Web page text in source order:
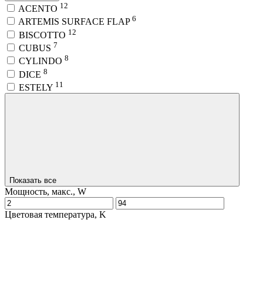
ACENTO 12
ARTEMIS SURFACE FLAP 6
BISCOTTO 12
CUBUS 7
CYLINDO 8
DICE 8
ESTELY 11
Показать все
Мощность, макс., W
Цветовая температура, K